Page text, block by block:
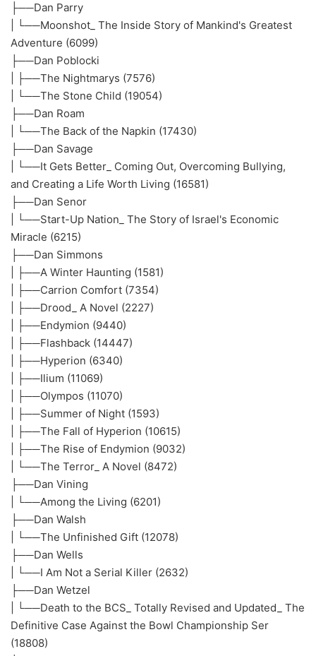
├──Dan Parry
| └──Moonshot_ The Inside Story of Mankind's Greatest
Adventure (6099)
├──Dan Poblocki
| ├──The Nightmarys (7576)
| └──The Stone Child (19054)
├──Dan Roam
| └──The Back of the Napkin (17430)
├──Dan Savage
| └──It Gets Better_ Coming Out, Overcoming Bullying,
and Creating a Life Worth Living (16581)
├──Dan Senor
| └──Start-Up Nation_ The Story of Israel's Economic
Miracle (6215)
├──Dan Simmons
| ├──A Winter Haunting (1581)
| ├──Carrion Comfort (7354)
| ├──Drood_ A Novel (2227)
| ├──Endymion (9440)
| ├──Flashback (14447)
| ├──Hyperion (6340)
| ├──Ilium (11069)
| ├──Olympos (11070)
| ├──Summer of Night (1593)
| ├──The Fall of Hyperion (10615)
| ├──The Rise of Endymion (9032)
| └──The Terror_ A Novel (8472)
├──Dan Vining
| └──Among the Living (6201)
├──Dan Walsh
| └──The Unfinished Gift (12078)
├──Dan Wells
| └──I Am Not a Serial Killer (2632)
├──Dan Wetzel
| └──Death to the BCS_ Totally Revised and Updated_ The
Definitive Case Against the Bowl Championship Ser
(18808)